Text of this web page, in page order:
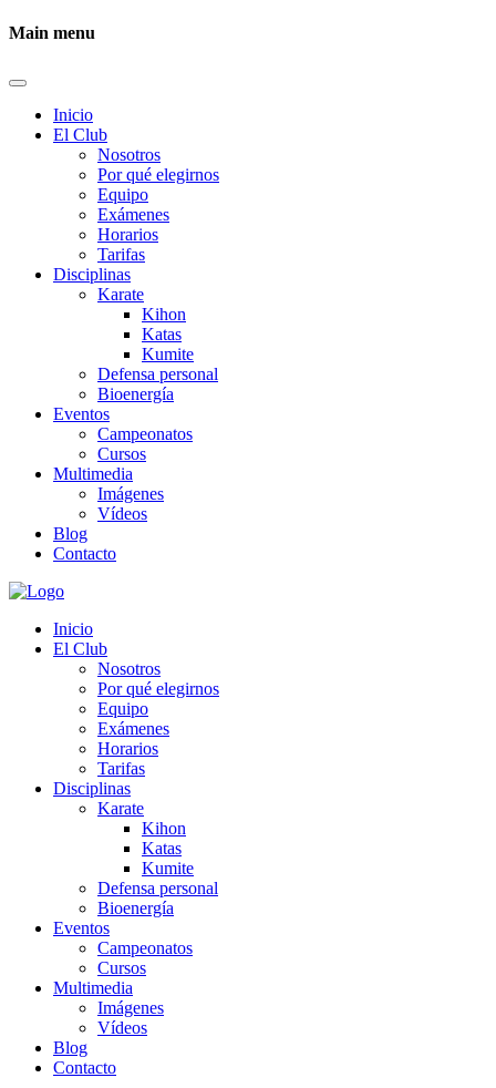
Main menu
Inicio
El Club
Nosotros
Por qué elegirnos
Equipo
Exámenes
Horarios
Tarifas
Disciplinas
Karate
Kihon
Katas
Kumite
Defensa personal
Bioenergía
Eventos
Campeonatos
Cursos
Multimedia
Imágenes
Vídeos
Blog
Contacto
Inicio
El Club
Nosotros
Por qué elegirnos
Equipo
Exámenes
Horarios
Tarifas
Disciplinas
Karate
Kihon
Katas
Kumite
Defensa personal
Bioenergía
Eventos
Campeonatos
Cursos
Multimedia
Imágenes
Vídeos
Blog
Contacto